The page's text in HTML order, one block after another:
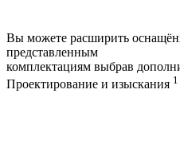
Вы можете расширить
представленным
комплектациям выбрав
Проектирование и изыскания 1